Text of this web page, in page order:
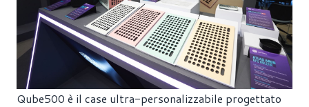
Qube500 è il case ultra-personalizzabile progettato